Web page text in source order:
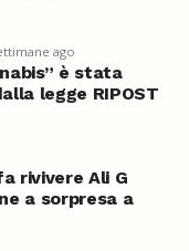
ago
è stata
legge RIPOST
rivivere Ali G
a sorpresa a